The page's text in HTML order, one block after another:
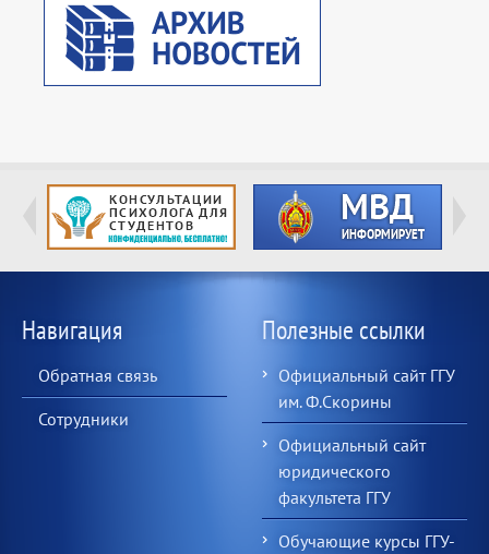
Навигация
Обратная связь
Сотрудники
Полезные ссылки
Официальный сайт ГГУ
им. Ф.Скорины
Официальный сайт
юридического
факультета ГГУ
Обучающие курсы ГГУ-